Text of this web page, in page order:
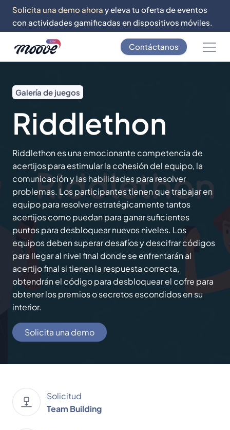
Solicita una demo ahora y eleva tu oferta de eventos
con actividades gamificadas en dispositivos móviles.
Contáctanos
Galería de juegos
Riddlethon
Riddlethon es una emocionante competencia de
acertijos para estimular la cohesión del equipo, la
comunicación y las habilidades para resolver
problemas. Los participantes tienen que trabajar en
equipo para resolver estratégicamente tantos
acertijos como puedan para ganar suficientes
puntos para desbloquear nuevos niveles. Los
equipos deben superar desafíos y descifrar códigos
para llegar al nivel final donde se enfrentarán al
acertijo final si tienen la respuesta correcta,
obtendrán el código para desbloquear el cofre para
obtener los premios o secretos escondidos en su
interior.
Solicita una demo
Solicitud
Team Building